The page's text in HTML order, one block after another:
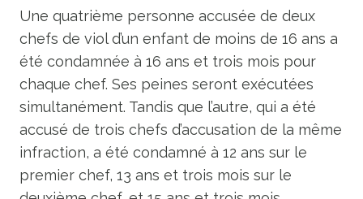
Une quatrième personne accusée de deux
chefs de viol d’un enfant de moins de 16 ans a
été condamnée à 16 ans et trois mois pour
chaque chef. Ses peines seront exécutées
simultanément. Tandis que l’autre, qui a été
accusé de trois chefs d’accusation de la même
infraction, a été condamné à 12 ans sur le
premier chef, 13 ans et trois mois sur le